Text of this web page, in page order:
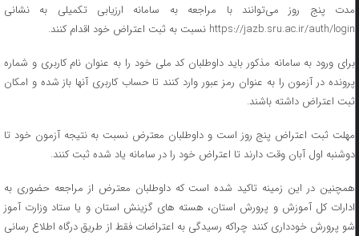
مدت پنج روز می‌توانند با مراجعه به سامانه ارزیابی تکمیلی به نشانی
https://jazb.sru.ac.ir/auth/login نسبت به ثبت اعتراض خود اقدام کنند.
برای ورود به سامانه مذکور باید داوطلبان کد ملی خود را به عنوان نام کاربری و شماره
پرونده در آزمون را به عنوان رمز عبور وارد کنند تا حساب کاربری آنها باز شده و امکان
ثبت اعتراض داشته باشند.
مهلت ثبت اعتراض پنج روز است و داوطلبان معترض نسبت به نتیجه آزمون خود تا
دوشنبه اول آبان وقت دارند تا اعتراض خود را در سامانه یاد شده ثبت کنند.
همچنین در این زمینه تاکید شده است که داوطلبان معترض از مراجعه حضوری به
ادارات کل آموزش و پرورش استان، هسته های گزینش استان و یا ستاد وزارت آموز
شو پرورش خودداری کنند چراکه رسیدگی به اعتراضات فقط از طریق درگاه اطلاع رسانی